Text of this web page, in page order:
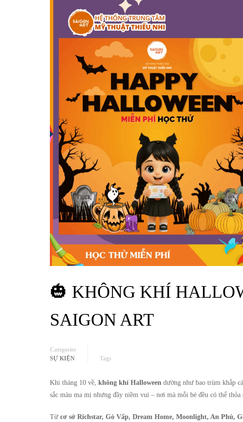
🎃 KHÔNG KHÍ
SAIGON ART
Categories
SỰ KIỆN
Tags
Khi tháng 10 về, không khí Halloween dường như bao trùm khắp
sắc màu ma mị nhưng đầy niềm vui – nơi mà mỗi bé đều có thể
Từ cơ sở Richstar, Gò Vấp, Dream Home, Moonlight, An Phú,